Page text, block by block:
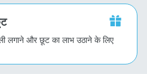
लगाने और छूट का लाभ उठाने के लिए